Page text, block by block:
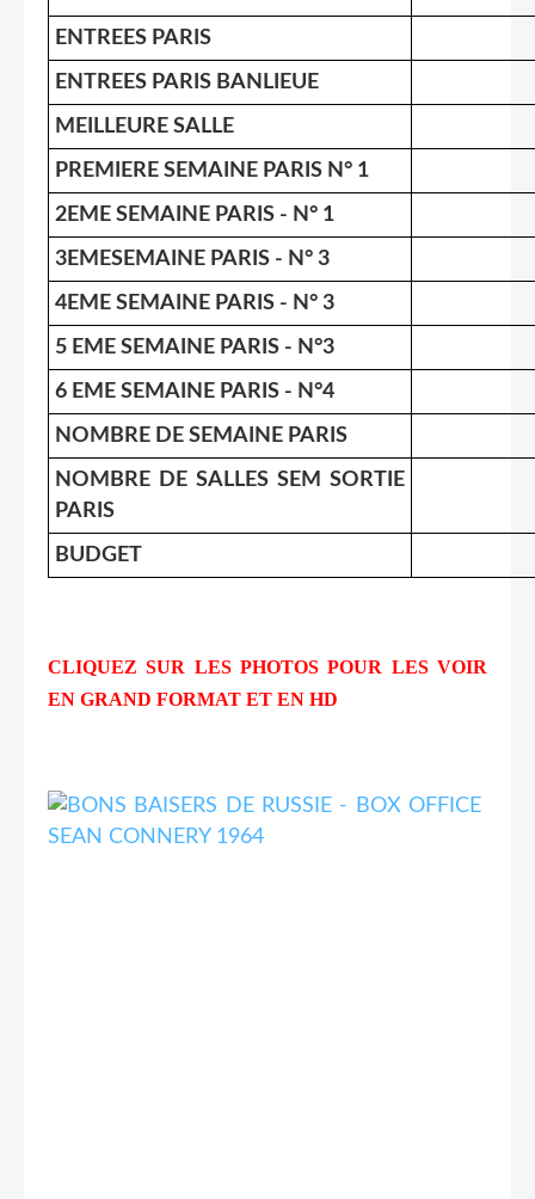
ENTREES PARIS
ENTREES PARIS BANLIEUE
MEILLEURE SALLE
PREMIERE SEMAINE PARIS N° 1
2EME SEMAINE PARIS - N° 1
3EMESEMAINE PARIS - N° 3
4EME SEMAINE PARIS - N° 3
5 EME SEMAINE PARIS - N°3
6 EME SEMAINE PARIS - N°4
NOMBRE DE SEMAINE PARIS
NOMBRE DE SALLES SEM SORTIE
PARIS
BUDGET
CLIQUEZ SUR LES PHOTOS POUR LES VOIR
EN GRAND FORMAT ET EN HD